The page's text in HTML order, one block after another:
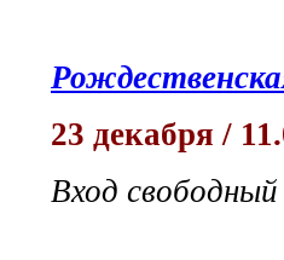
23 декабря /
Вход свободный